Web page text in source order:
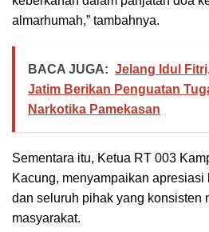
almarhumah,” tambahnya.
BACA JUGA: Jelang Idul
Jatim Berikan Penguatan
Narkotika Pamekasan
Sementara itu, Ketua RT 003
Kacung, menyampaikan
dan seluruh pihak yang konsisten
masyarakat.